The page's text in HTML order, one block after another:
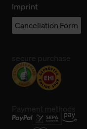
Imprint
Cancellation Form